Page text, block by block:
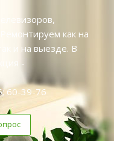
как на
и на выезде. В
-
60-39-76